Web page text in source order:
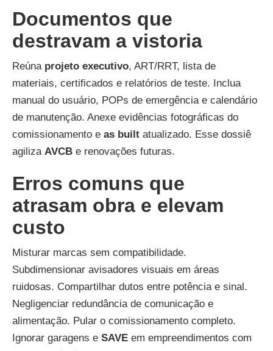
Documentos que
destravam a vistoria
Reúna projeto executivo, ART/RRT, lista de
materiais, certificados e relatórios de teste. Inclua
manual do usuário, POPs de emergência e calendário
de manutenção. Anexe evidências fotográficas do
comissionamento e as built atualizado. Esse dossiê
agiliza AVCB e renovações futuras.
Erros comuns que
atrasam obra e elevam
custo
Misturar marcas sem compatibilidade.
Subdimensionar avisadores visuais em áreas
ruidosas. Compartilhar dutos entre potência e sinal.
Negligenciar redundância de comunicação e
alimentação. Pular o comissionamento completo.
Ignorar garagens e SAVE em empreendimentos com